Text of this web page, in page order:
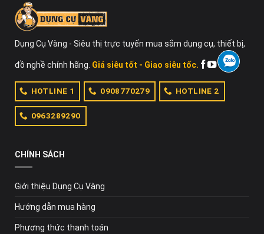
Top các sản phẩm bán chạy
Máy mài pin INGCO CAGLI1001
Máy mài Total TAGLI1002
1.091.000VND
Máy mài pin DCA ADSJ10
1.427.000VND
Máy mài pin khuôn mini 130W Total DCA
ADSJ10
1.441.000VND
Máy mài pin Ryobi Brushless R18AG7
8100
Máy mài pin Ken BL9120-40S
Máy mài Makita DGA419Z
Máy mài pin góc không dây MECO 88VF
Dụng Cụ Vàng - Siêu thị trực tuyến mua sắm dụng cụ, thiết bị,
đồ nghề chính hãng. Giá siêu tốt - Giao siêu tốc.
HOTLINE 1 0908770279 HOTLINE 2
0963289290
CHÍNH SÁCH
Giới thiệu Dụng Cụ Vàng
Hướng dẫn mua hàng
Phương thức thanh toán